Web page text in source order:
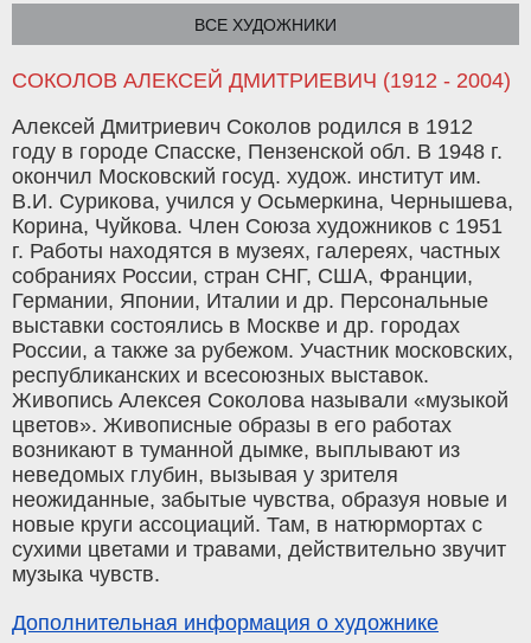
ВСЕ ХУДОЖНИКИ
СОКОЛОВ АЛЕКСЕЙ ДМИТРИЕВИЧ (1912 - 2004)
Алексей Дмитриевич Соколов родился в 1912
году в городе Спасске, Пензенской обл. В 1948 г.
окончил Московский госуд. худож. институт им.
В.И. Сурикова, учился у Осьмеркина, Чернышева,
Корина, Чуйкова. Член Союза художников с 1951
г. Работы находятся в музеях, галереях, частных
собраниях России, стран СНГ, США, Франции,
Германии, Японии, Италии и др. Персональные
выставки состоялись в Москве и др. городах
России, а также за рубежом. Участник московских,
республиканских и всесоюзных выставок.
Живопись Алексея Соколова называли «музыкой
цветов». Живописные образы в его работах
возникают в туманной дымке, выплывают из
неведомых глубин, вызывая у зрителя
неожиданные, забытые чувства, образуя новые и
новые круги ассоциаций. Там, в натюрмортах с
сухими цветами и травами, действительно звучит
музыка чувств.
Дополнительная информация о художнике